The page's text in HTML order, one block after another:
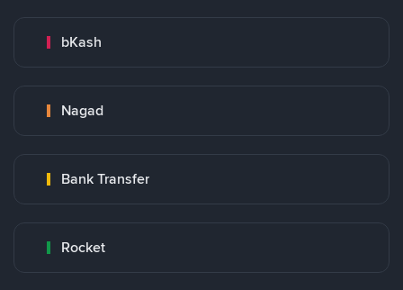
bKash
Nagad
Bank Transfer
Rocket